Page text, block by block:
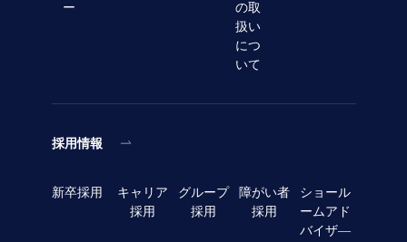
ー
の取
扱い
につ
いて
採用情報
新卒採用
キャリア
採用
グループ
採用
障がい者
採用
ショール
ームアド
バイザ―